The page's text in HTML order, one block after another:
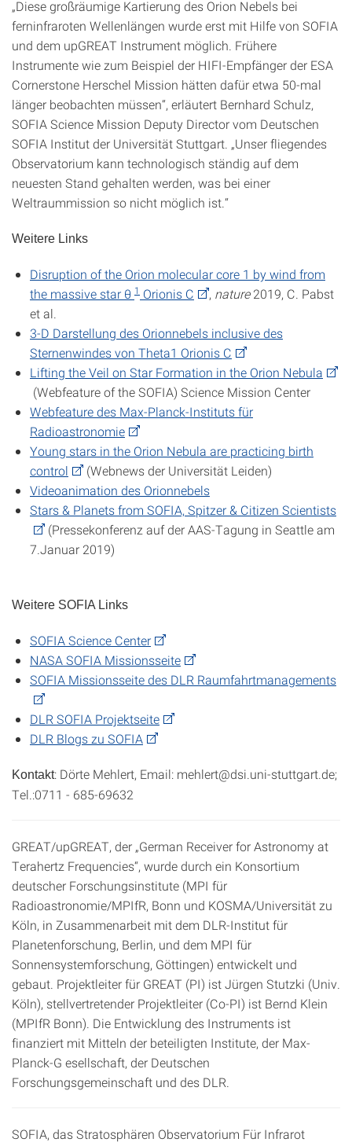
„Diese großräumige Kartierung des Orion Nebels bei
ferninfraroten Wellenlängen wurde erst mit Hilfe von SOFIA
und dem upGREAT Instrument möglich. Frühere
Instrumente wie zum Beispiel der HIFI-Empfänger der ESA
Cornerstone Herschel Mission hätten dafür etwa 50-mal
länger beobachten müssen“, erläutert Bernhard Schulz,
SOFIA Science Mission Deputy Director vom Deutschen
SOFIA Institut der Universität Stuttgart. „Unser fliegendes
Observatorium kann technologisch ständig auf dem
neuesten Stand gehalten werden, was bei einer
Weltraummission so nicht möglich ist.“
Weitere Links
Disruption of the Orion molecular core 1 by wind from
the massive star θ 1 Orionis C , nature2019, C. Pabst
et al.
3-D Darstellung des Orionnebels inclusive des
Sternenwindes von Theta1 Orionis C
Lifting the Veil on Star Formation in the Orion Nebula
(Webfeature of the SOFIA) Science Mission Center
Webfeature des Max-Planck-Instituts für
Radioastronomie
Young stars in the Orion Nebula are practicing birth
control
(Webnews der Universität Leiden)
Videoanimation des Orionnebels
Stars & Planets from SOFIA, Spitzer & Citizen Scientists
(Pressekonferenz auf der AAS-Tagung in Seattle am
7.Januar 2019)
Weitere SOFIA Links
SOFIA Science Center
NASA SOFIA Missionsseite
SOFIA Missionsseite des DLR Raumfahrtmanagements
DLR SOFIA Projektseite
DLR Blogs zu SOFIA
Kontakt: Dörte Mehlert, Email: mehlert@dsi.uni-stuttgart.de;
Tel.:0711 - 685-69632
GREAT/upGREAT, der „German Receiver for Astronomy at
Terahertz Frequencies“, wurde durch ein Konsortium
deutscher Forschungsinstitute (MPI für
Radioastronomie/MPIfR, Bonn und KOSMA/Universität zu
Köln, in Zusammenarbeit mit dem DLR‐Institut für
Planetenforschung, Berlin, und dem MPI für
Sonnensystemforschung, Göttingen) entwickelt und
gebaut. Projektleiter für GREAT (PI) ist Jürgen Stutzki (Univ.
Köln), stellvertretender Projektleiter (Co‐PI) ist Bernd Klein
(MPIfR Bonn). Die Entwicklung des Instruments ist
finanziert mit Mitteln der beteiligten Institute, der Max‐
Planck‐G esellschaft, der Deutschen
Forschungsgemeinschaft und des DLR.
SOFIA, das Stratosphären Observatorium Für Infrarot